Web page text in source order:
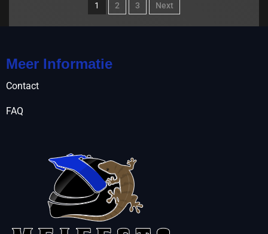
1 2 3 Next
Meer Informatie
Contact
FAQ